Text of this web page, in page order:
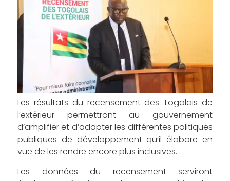
Les résultats du recensement des Togolais de
l’extérieur permettront au gouvernement
d’amplifier et d’adapter les différentes politiques
publiques de développement qu’il élabore en
vue de les rendre encore plus inclusives.
Les données du recensement serviront